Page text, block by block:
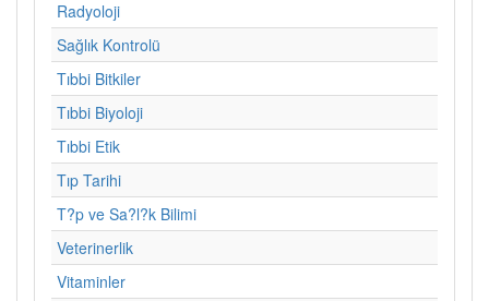
Radyoloji
Sağlık Kontrolü
Tıbbi Bitkiler
Tıbbi Biyoloji
Tıbbi Etik
Tıp Tarihi
T?p ve Sa?l?k Bilimi
Veterinerlik
Vitaminler